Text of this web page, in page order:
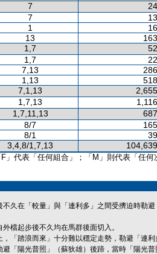
7
7
1
13
1,7
1,7
7,13
1,13
7,1,13
1,7,13
1,7,11,13
8/7
8/1
3,4,8/1,7,13
」代表「任何組合」；「M」則代表「任何
不久在「較量」與「連利多」之間受擠迫時勒
外檔起步後不久均在馬群後面切入。
「踏浪而來」十分難以穩定走勢，勒避「連
「陽光普照」（蘇狄雄）後蹄，當時「陽光